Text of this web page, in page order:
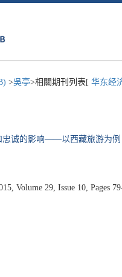
>吳亭>相關期刊列表[ 华东经
诚的影响——以西藏旅游为例 =
Volume 29, Issue 10, Pages